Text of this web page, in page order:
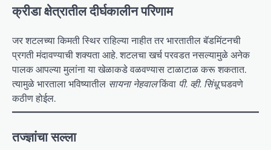
क्रीडा क्षेत्रातील दीर्घकालीन परिणाम
जर शटलच्या किमती स्थिर राहिल्या नाहीत तर भारतातील बॅडमिंटनची
प्रगती मंदावण्याची शक्यता आहे. शटलचा खर्च परवडत नसल्यामुळे अनेक
पालक आपल्या मुलांना या खेळाकडे वळवण्यास टाळाटाळ करू शकतात.
त्यामुळे भारताला भविष्यातील सायना नेहवालकिंवा पी. व्ही. सिंधूघडवणे
कठीण होईल.
तज्ज्ञांचा सल्ला